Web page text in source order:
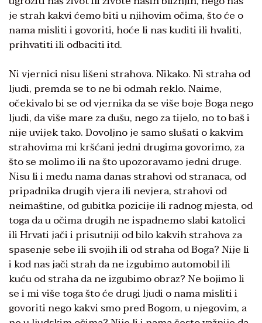
je strah kakvi ćemo biti u njihovim očima, što će o
nama misliti i govoriti, hoće li nas kuditi ili hvaliti,
prihvatiti ili odbaciti itd.
Ni vjernici nisu lišeni strahova. Nikako. Ni straha od
ljudi, premda se to ne bi odmah reklo. Naime,
očekivalo bi se od vjernika da se više boje Boga nego
ljudi, da više mare za dušu, nego za tijelo, no to baš i
nije uvijek tako. Dovoljno je samo slušati o kakvim
strahovima mi kršćani jedni drugima govorimo, za
što se molimo ili na što upozoravamo jedni druge.
Nisu li i među nama danas strahovi od stranaca, od
pripadnika drugih vjera ili nevjera, strahovi od
neimaštine, od gubitka pozicije ili radnog mjesta, od
toga da u očima drugih ne ispadnemo slabi katolici
ili Hrvati jači i prisutniji od bilo kakvih strahova za
spasenje sebe ili svojih ili od straha od Boga? Nije li
i kod nas jači strah da ne izgubimo automobil ili
kuću od straha da ne izgubimo obraz? Ne bojimo li
se i mi više toga što će drugi ljudi o nama misliti i
govoriti nego kakvi smo pred Bogom, u njegovim, a